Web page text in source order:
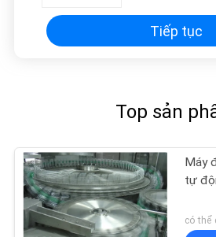
Tiếp tục
Top sản
Máy
tự
có thể